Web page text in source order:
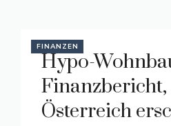
FINANZEN
Hypo-
Finanzbericht,
Österreich